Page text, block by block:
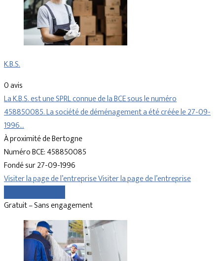
K.B.S.
0 avis
La K.B.S. est une SPRL connue de la BCE sous le numéro
458850085. La société de déménagement a été créée le 27-09-
1996…
À proximité de Bertogne
Numéro BCE: 458850085
Fondé sur 27-09-1996
Visiter la page de l’entrepriseVisiter la page de l’entreprise
Gratuit – Sans engagement